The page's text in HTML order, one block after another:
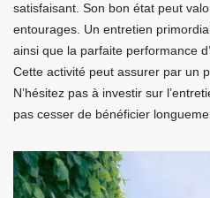
satisfaisant. Son bon état peut
entourages. Un entretien
ainsi que la parfaite performance
Cette activité peut assurer par un
N’hésitez pas à investir sur
pas cesser de bénéficier